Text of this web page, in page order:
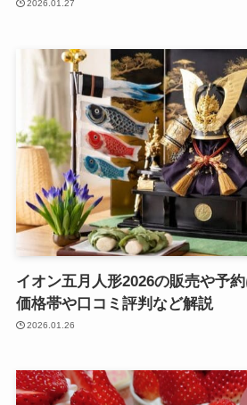
2026.01.27
イオン五月人形2026の販売や予
価格帯や口コミ評判など解説
2026.01.26